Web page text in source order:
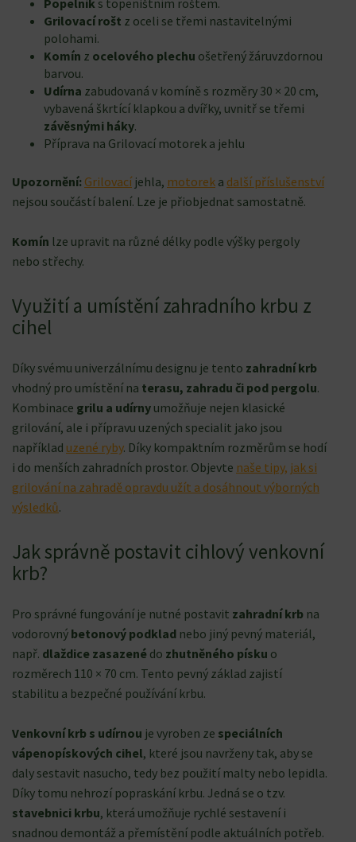
Popelník s topeništním roštem.
Grilovací rošt z oceli se třemi nastavitelnými
polohami.
Komín z ocelového plechu ošetřený žáruvzdornou
barvou.
Udírna zabudovaná v komíně s rozměry 30 × 20 cm,
vybavená škrtící klapkou a dvířky, uvnitř se třemi
závěsnými háky.
Příprava na Grilovací motorek a jehlu
Upozornění: Grilovacíjehla, motorek a další příslušenství
nejsou součástí balení. Lze je přiobjednat samostatně.
Komín lze upravit na různé délky podle výšky pergoly
nebo střechy.
Využití a umístění zahradního krbu z
cihel
Díky svému univerzálnímu designu je tento zahradní krb
vhodný pro umístění na terasu, zahradu či pod pergolu.
Kombinace grilu a udírny umožňuje nejen klasické
grilování, ale i přípravu uzených specialit jako jsou
například uzené ryby. Díky kompaktním rozměrům se hodí
i do menších zahradních prostor. Objevte naše tipy, jak si
grilování na zahradě opravdu užít a dosáhnout výborných
výsledků.
Jak správně postavit cihlový venkovní
krb?
Pro správné fungování je nutné postavit zahradní krb na
vodorovný betonový podklad nebo jiný pevný materiál,
např. dlaždice zasazené do zhutněného písku o
rozměrech 110 × 70 cm. Tento pevný základ zajistí
stabilitu a bezpečné používání krbu.
Venkovní krb s udírnou je vyroben ze speciálních
vápenopískových cihel, které jsou navrženy tak, aby se
daly sestavit nasucho, tedy bez použití malty nebo lepidla.
Díky tomu nehrozí popraskání krbu. Jedná se o tzv.
stavebnici krbu, která umožňuje rychlé sestavení i
snadnou demontáž a přemístění podle aktuálních potřeb.